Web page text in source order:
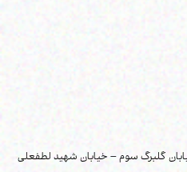
گلبرگ سوم – خیابان شهید لطفعلی